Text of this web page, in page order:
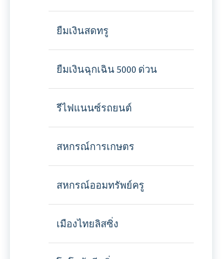
ยืมเงินสดทรู
ยืมเงินฉุกเฉิน 5000 ด่วน
รีไฟแนนซ์รถยนต์
สหกรณ์การเกษตร
สหกรณ์ออมทรัพย์ครู
เมืองไทยลิสซิ่ง